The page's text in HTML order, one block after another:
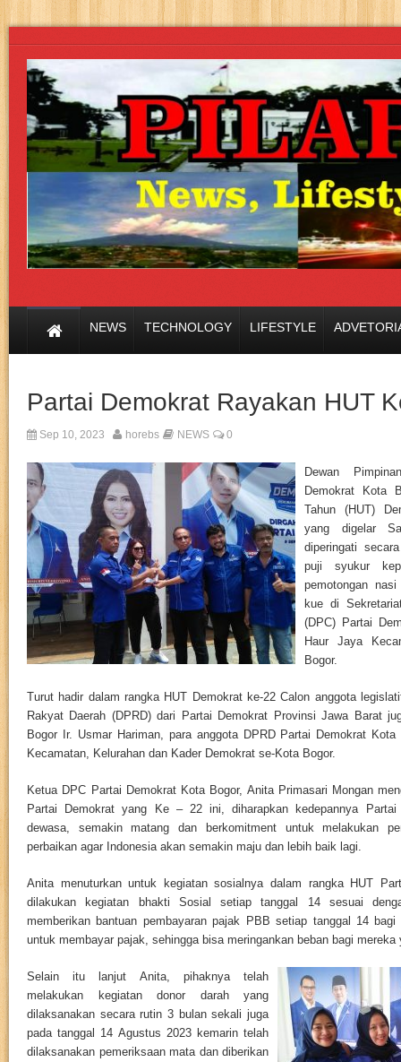
NEWS TECHNOLOGY LIFESTYLE
Partai Demokrat Rayakan HUT
Sep 10, 2023 horebs NEWS 0
Dewan
Demokrat Kota
Tahun (HUT)
yang digelar
diperingati
puji syukur
pemotongan
kue di
(DPC) Partai
Haur Jaya
Bogor.
Turut hadir dalam rangka HUT Demokrat ke-22 Calon anggota
Rakyat Daerah (DPRD) dari Partai Demokrat Provinsi Jawa Barat
Bogor Ir. Usmar Hariman, para anggota DPRD Partai Demokrat
Kecamatan, Kelurahan dan Kader Demokrat se-Kota Bogor.
Ketua DPC Partai Demokrat Kota Bogor, Anita Primasari Mongan
Partai Demokrat yang Ke – 22 ini, diharapkan kedepannya Partai
dewasa, semakin matang dan berkomitment untuk melakukan
perbaikan agar Indonesia akan semakin maju dan lebih baik lagi.
Anita menuturkan untuk kegiatan sosialnya dalam rangka HUT
dilakukan kegiatan bhakti Sosial setiap tanggal 14 sesuai
memberikan bantuan pembayaran pajak PBB setiap tanggal 14
untuk membayar pajak, sehingga bisa meringankan beban bagi mereka
Selain itu lanjut Anita, pihaknya telah
melakukan kegiatan donor darah yang
dilaksanakan secara rutin 3 bulan sekali juga
pada tanggal 14 Agustus 2023 kemarin telah
dilaksanakan pemeriksaan mata dan diberikan